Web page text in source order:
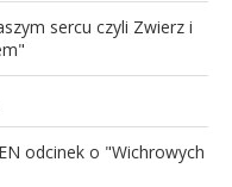
sercu czyli Zwierz i
odcinek o "Wichrowych